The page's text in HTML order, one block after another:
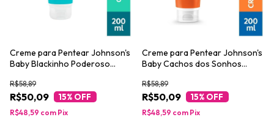
Creme para Pentear Johnson's
Baby Blackinho Poderoso
R$50,09
R$58,89
15% OFF
R$48,59 com Pix
Creme para Pentear Johnson's
Baby Cachos dos Sonhos
R$50,09
R$58,89
15% OFF
R$48,59 com Pix